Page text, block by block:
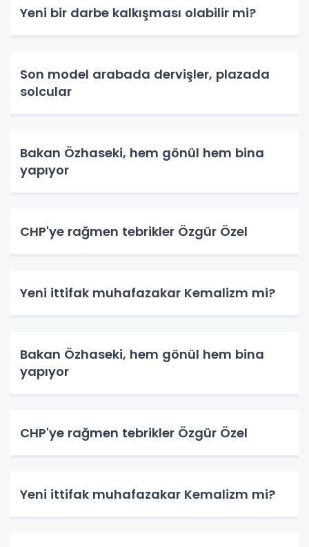
Yeni bir darbe kalkışması olabilir mi?
Son model arabada dervişler, plazada
solcular
Bakan Özhaseki, hem gönül hem bina
yapıyor
CHP'ye rağmen tebrikler Özgür Özel
Yeni ittifak muhafazakar Kemalizm mi?
Bakan Özhaseki, hem gönül hem bina
yapıyor
CHP'ye rağmen tebrikler Özgür Özel
Yeni ittifak muhafazakar Kemalizm mi?